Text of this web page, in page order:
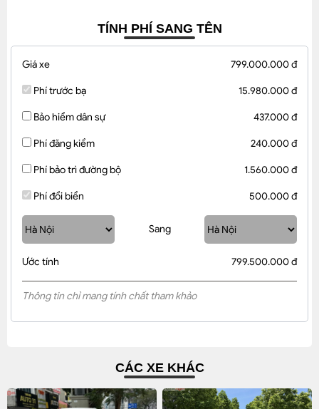
TÍNH PHÍ SANG TÊN
Giá xe 799.000.000 đ
Phí trước bạ 15.980.000 đ
Bảo hiểm dân sự 437.000 đ
Phí đăng kiểm 240.000 đ
Phí bảo trì đường bộ 1.560.000 đ
Phí đổi biển 500.000 đ
Sang
Ước tính 799.500.000 đ
Thông tin chỉ mang tính chất tham khảo
CÁC XE KHÁC